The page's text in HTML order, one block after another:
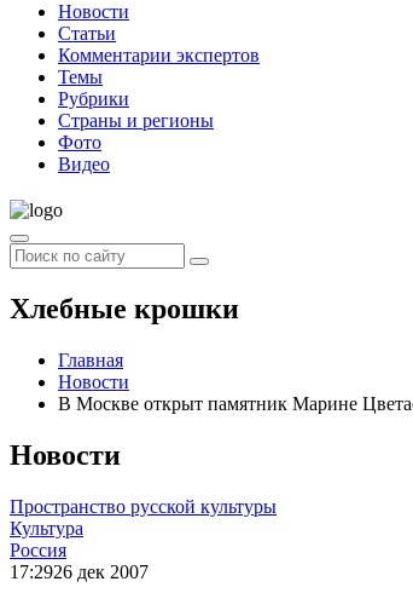
Новости
Статьи
Комментарии экспертов
Темы
Рубрики
Страны и регионы
Фото
Видео
Хлебные крошки
Главная
Новости
В Москве открыт памятник Марине
Новости
Пространство русской культуры
Культура
Россия
17:2926 дек 2007